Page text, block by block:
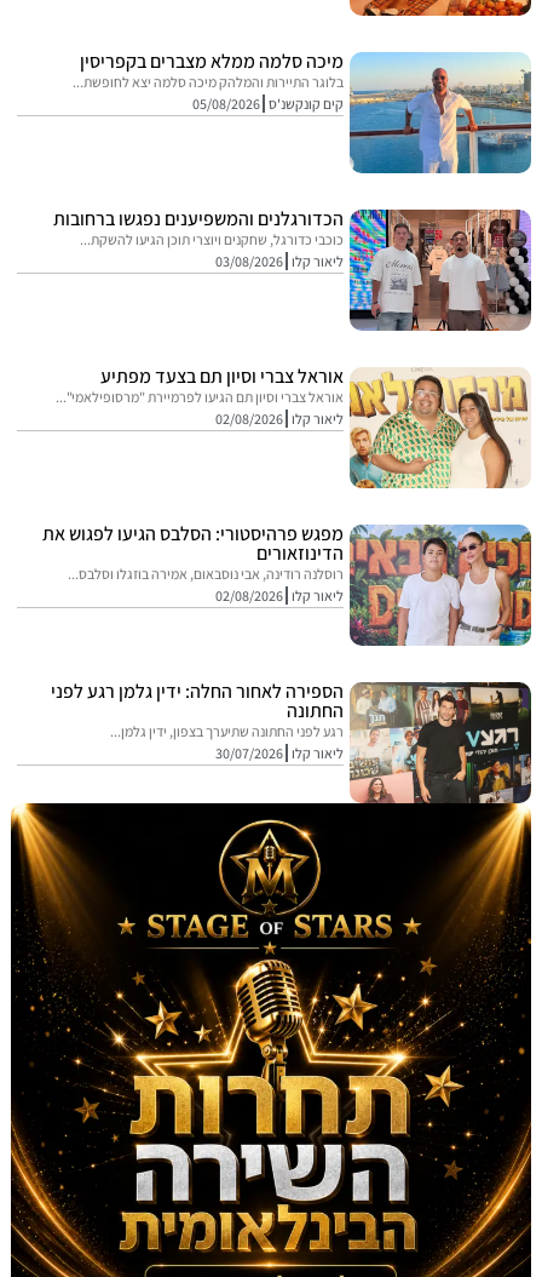
מיכה סלמה ממלא מצברים בקפריסין
בלוגר התיירות והמלהק מיכה סלמה יצא לחופשת...
קים קונקשנ'ס 05/08/2026
הכדורגלנים והמשפיענים נפגשו ברחובות
כוכבי כדורגל, שחקנים ויוצרי תוכן הגיעו להשקת...
ליאור קלו 03/08/2026
אוראל צברי וסיון תם בצעד מפתיע
אוראל צברי וסיון תם הגיעו לפרמיירת "מרסופילאמי"...
ליאור קלו 02/08/2026
מפגש פרהיסטורי: הסלבס הגיעו לפגוש את
הדינוזאורים
רוסלנה רודינה, אבי נוסבאום, אמירה בוזגלו וסלבס...
ליאור קלו 02/08/2026
הספירה לאחור החלה: ידין גלמן רגע לפני
החתונה
רגע לפני החתונה שתיערך בצפון, ידין גלמן...
ליאור קלו 30/07/2026